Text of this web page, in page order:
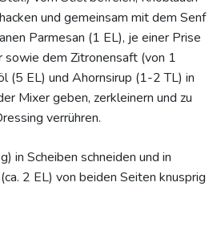
und gemeinsam mit dem Senf
Parmesan (1 EL), je einer Prise
sowie dem Zitronensaft (von 1
(5 EL) und Ahornsirup (1-2 TL) in
Mixer geben, zerkleinern und zu
verrühren.
in Scheiben schneiden und in
2 EL) von beiden Seiten knusprig